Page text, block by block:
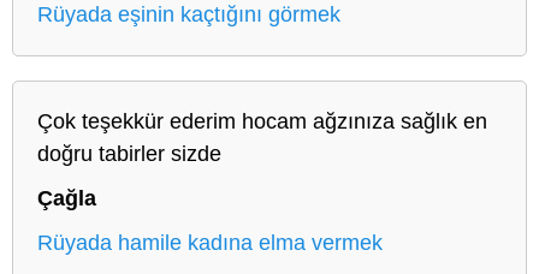
Rüyada eşinin kaçtığını görmek
Çok teşekkür ederim hocam ağzınıza sağlık en
doğru tabirler sizde
Çağla
Rüyada hamile kadına elma vermek